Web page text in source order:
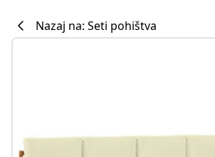
Nazaj na: Seti pohištva